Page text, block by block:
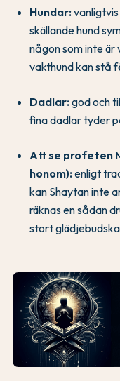
Hundar:
skällande hund
någon som inte är
vakthund kan stå
Dadlar:god och
fina dadlar tyder
Att se profeten
honom):enligt
kan Shaytan inte
räknas en sådan
stort